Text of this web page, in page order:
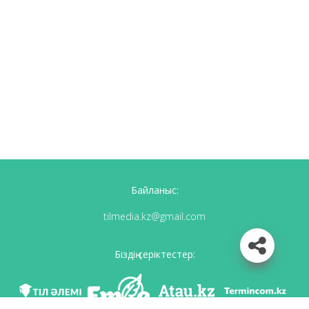
Байланыс:
tilmedia.kz@gmail.com
Біздің серіктестер: